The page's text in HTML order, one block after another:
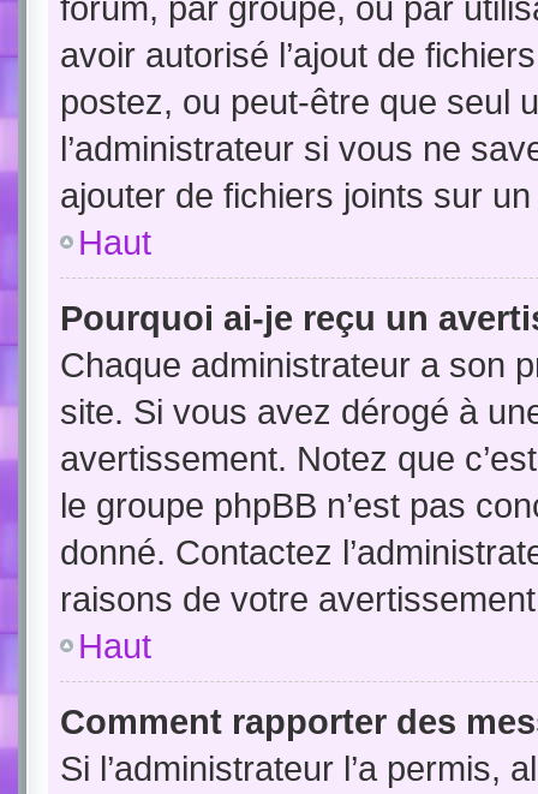
avoir autorisé l’ajout de
postez, ou peut-être que seul
l’administrateur si vous ne
ajouter de fichiers joints sur
Haut
Pourquoi ai-je reçu un
Chaque administrateur a son
site. Si vous avez dérogé à
avertissement. Notez que
le groupe phpBB n’est pas
donné. Contactez
raisons de votre
Haut
Comment rapporter des
Si l’administrateur l’a permis,